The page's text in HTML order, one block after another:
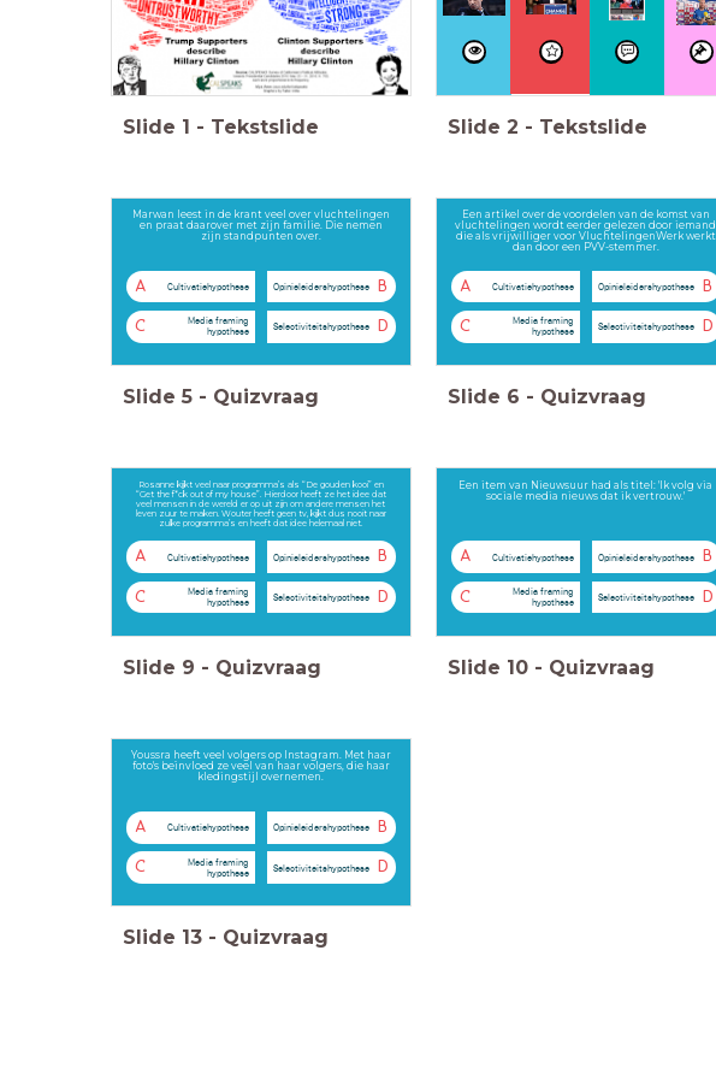
Slide 1 - Tekstslide Slide 2 - Tekstslide
Marwan leest in de krant veel over vluchtelingen
en praat daarover met zijn familie. Die nemen
zijn standpunten over.
A Cultivatiehypothese B
Opinieleidershypothese
C
Media framing
hypothese
D
Selectiviteitshypothese
Slide 5 - Quizvraag
Een artikel over de voordelen van de komst van
vluchtelingen wordt eerder gelezen door iemand
die als vrijwilliger voor VluchtelingenWerk werkt
dan door een PVV-stemmer.
A Cultivatiehypothese B
Opinieleidershypothese
C
Media framing
hypothese
D
Selectiviteitshypothese
Slide 6 - Quizvraag
Rosanne kijkt veel naar programma’s als “De gouden kooi” en
“Get the f*ck out of my house”. Hierdoor heeft ze het idee dat
veel mensen in de wereld er op uit zijn om andere mensen het
leven zuur te maken. Wouter heeft geen tv, kijkt dus nooit naar
zulke programma’s en heeft dat idee helemaal niet.
A Cultivatiehypothese B
Opinieleidershypothese
C
Media framing
hypothese
D
Selectiviteitshypothese
Slide 9 - Quizvraag
Een item van Nieuwsuur had als titel: 'Ik volg via
sociale media nieuws dat ik vertrouw.'
A Cultivatiehypothese B
Opinieleidershypothese
C
Media framing
hypothese
D
Selectiviteitshypothese
Slide 10 - Quizvraag
Youssra heeft veel volgers op Instagram. Met haar
foto's beïnvloed ze veel van haar volgers, die haar
kledingstijl overnemen.
A Cultivatiehypothese B
Opinieleidershypothese
C
Media framing
hypothese
D
Selectiviteitshypothese
Slide 13 - Quizvraag